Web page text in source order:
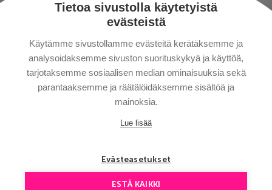
Tietoa sivustolla käytetyistä
evästeistä
Käytämme sivustollamme evästeitä kerätäksemme ja
analysoidaksemme sivuston suorituskykyä ja käyttöä,
tarjotaksemme sosiaalisen median ominaisuuksia sekä
parantaaksemme ja räätälöidäksemme sisältöä ja
mainoksia.
Lue lisää
Evästeasetukset
ESTÄ KAIKKI
PERSONUPPGIFTSPOLICY
BETALNINGSVILLKOR
RESEVILLKOR
BRA ATT VETA
KONTAKTA OSS
Copyright © Aventours 2026